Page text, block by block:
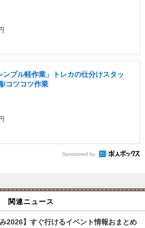
ンプル軽作業」トレカの仕分けスタッ
/コツコツ作業
Sponsored by
関連ニュース
み2026】すぐ行けるイベント情報おまとめ